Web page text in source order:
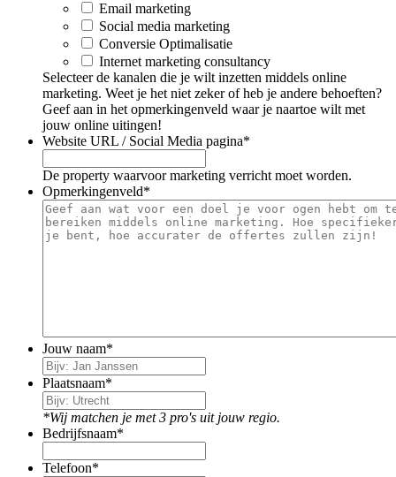
Email marketing
Social media marketing
Conversie Optimalisatie
Internet marketing consultancy
Selecteer de kanalen die je wilt inzetten middels online
marketing. Weet je het niet zeker of heb je andere behoeften?
Geef aan in het opmerkingenveld waar je naartoe wilt met
jouw online uitingen!
Website URL / Social Media pagina*
De property waarvoor marketing verricht moet worden.
Opmerkingenveld*
Jouw naam*
Plaatsnaam*
*Wij matchen je met 3 pro's uit jouw regio.
Bedrijfsnaam*
Telefoon*